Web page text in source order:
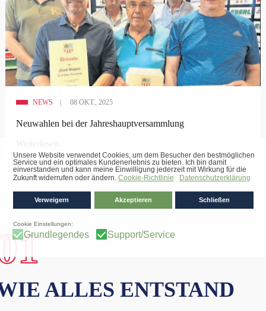
NEWS 08 OKT., 2025
Neuwahlen bei der Jahreshauptversammlung
Weiterlesen..
ALLES ENTSTAND